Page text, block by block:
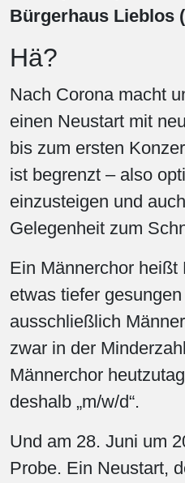
Bürgerhaus Lieblos
Hä?
Nach Corona macht
einen Neustart mit
bis zum ersten
ist begrenzt – also
einzusteigen und
Gelegenheit zum
Ein Männerchor heißt
etwas tiefer
ausschließlich
zwar in der
Männerchor
deshalb „m/w/d“.
Und am 28. Juni um
Probe. Ein Neustart,